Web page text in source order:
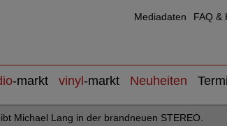
Mediadaten FAQ &
-markt vinyl -markt Neuheiten
Michael Lang in der brandneuen STEREO.